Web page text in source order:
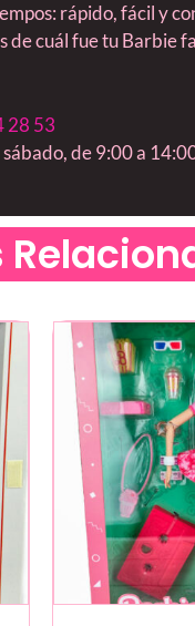
rápido, fácil y
de cuál fue tu Barbie
28 53
sábado, de 9:00 a